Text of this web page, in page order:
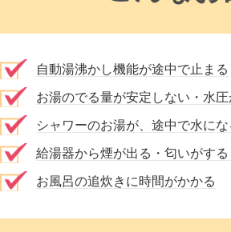
自動湯沸かし機能が途中で止まる
お湯のでる量が安定しない・水圧
シャワーのお湯が、途中で水にな
給湯器から煙が出る・匂いがする
お風呂の追炊きに時間がかかる